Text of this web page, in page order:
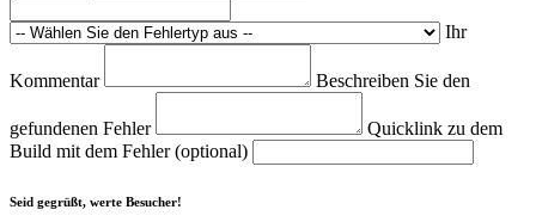
Ihr
Kommentar Beschreiben Sie den
gefundenen Fehler
Quicklink zu dem
Build mit dem Fehler (optional)
Seid gegrüßt, werte Besucher!